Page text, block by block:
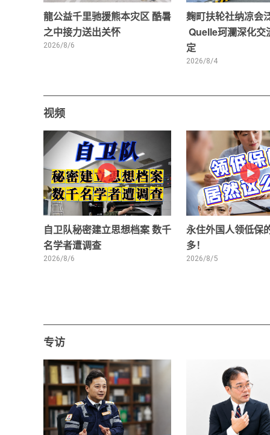
龍公益千里驰援熊本灾区 酷暑
之中接力送出关怀
2026/8/6
麹町扶轮社纳凉会
Quelle珂瀾深化交
定
2026/8/4
视频
自卫队秘密建立思想档案 数千
名学者遭调查
2026/8/6
永住外国人领低保
多！
2026/8/5
专访